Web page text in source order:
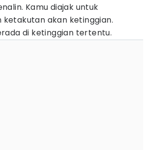
Kamu diajak untuk
ketakutan akan ketinggian.
di ketinggian tertentu.